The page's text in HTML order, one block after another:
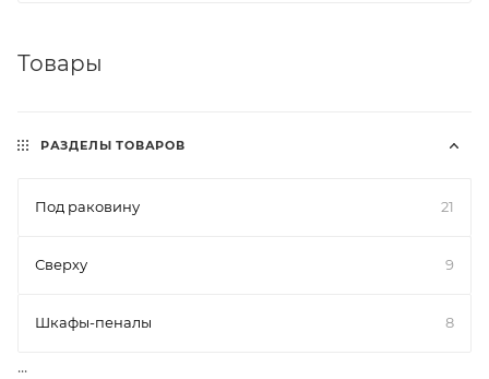
Товары
РАЗДЕЛЫ ТОВАРОВ
Под раковину 21
Сверху 9
Шкафы-пеналы 8
...